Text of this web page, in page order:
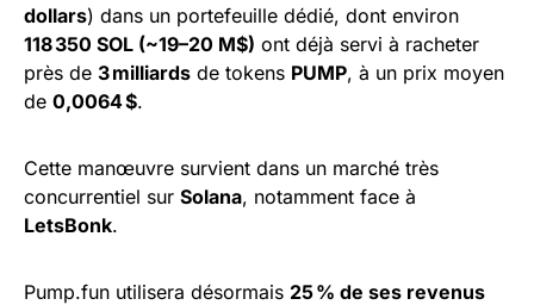
dollars) dans un portefeuille dédié, dont environ
118 350 SOL (~19–20 M$) ont déjà servi à racheter
près de 3 milliards de tokens PUMP, à un prix moyen
de 0,0064 $.
Cette manœuvre survient dans un marché très
concurrentiel sur Solana, notamment face à
LetsBonk.
Pump.fun utilisera désormais 25 % de ses revenus